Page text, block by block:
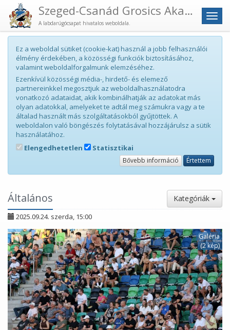
Menü
Szeged-Csanád Grosics Akadémia
A labdarúgócsapat hivatalos weboldala.
Ez a weboldal sütiket (cookie-kat) használ a jobb felhasználói
élmény érdekében, a közösségi funkciók biztosításához,
valamint weboldalforgalmunk elemzéséhez.
Ezenkívül közösségi média-, hirdető- és elemező
partnereinkkel megosztjuk az weboldalhasználatodra
vonatkozó adataidat, akik kombinálhatják az adatokat más
olyan adatokkal, amelyeket te adtál meg számukra vagy a te
általad használt más szolgáltatásokból gyűjtöttek. A
weboldalon való böngészés folytatásával hozzájárulsz a sütik
használatához.
Elengedhetetlen
Statisztikai
Bővebb információ Értettem
Általános Kategóriák
2025.09.24. szerda, 15:00
Galéria
(2 kép)